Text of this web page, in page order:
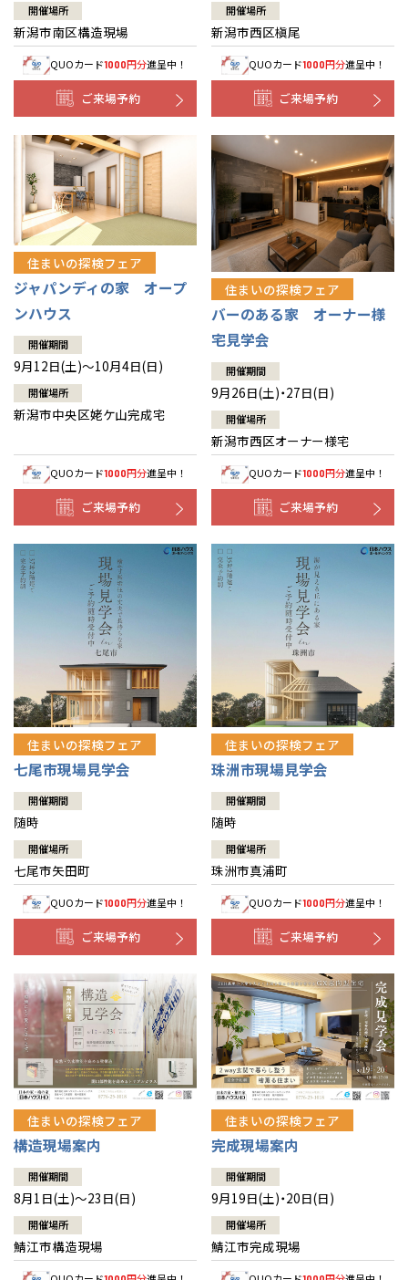
開催場所
新潟市南区構造現場
QUOカード1000円分進呈中！
ご来場予約
開催場所
新潟市西区槇尾
QUOカード1000円分進呈中！
ご来場予約
住まいの探検フェア
ジャパンディの家 オープ
ンハウス
開催期間
9月12日(土)～10月4日(日)
開催場所
新潟市中央区姥ケ山完成宅
QUOカード1000円分進呈中！
ご来場予約
住まいの探検フェア
バーのある家 オーナー様
宅見学会
開催期間
9月26日(土)・27日(日)
開催場所
新潟市西区オーナー様宅
QUOカード1000円分進呈中！
ご来場予約
住まいの探検フェア
七尾市現場見学会
開催期間
随時
開催場所
七尾市矢田町
QUOカード1000円分進呈中！
ご来場予約
住まいの探検フェア
珠洲市現場見学会
開催期間
随時
開催場所
珠洲市真浦町
QUOカード1000円分進呈中！
ご来場予約
住まいの探検フェア
構造現場案内
開催期間
8月1日(土)～23日(日)
開催場所
鯖江市構造現場
住まいの探検フェア
完成現場案内
開催期間
9月19日(土)・20日(日)
開催場所
鯖江市完成現場